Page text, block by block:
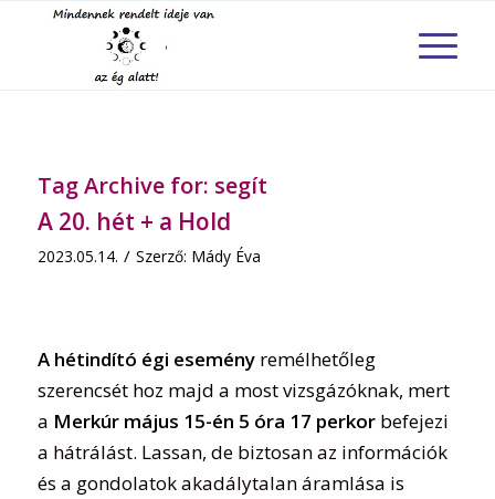
Tag Archive for: segít
A 20. hét + a Hold
2023.05.14. / Szerző: Mády Éva
A hétindító égi eseményremélhetőleg
szerencsét hoz majd a most vizsgázóknak, mert
a Merkúr május 15-én 5 óra 17 perkorbefejezi
a hátrálást. Lassan, de biztosan az információk
és a gondolatok akadálytalan áramlása is